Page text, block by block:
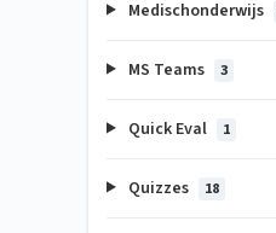
Medischonderwijs
MS Teams 3
Quick Eval 1
Quizzes 18